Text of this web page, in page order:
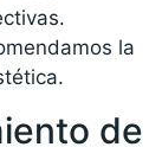
la
de